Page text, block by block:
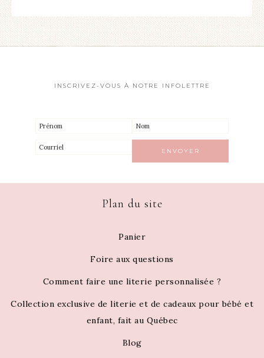
INSCRIVEZ-VOUS À NOTRE INFOLETTRE
Plan du site
Panier
Foire aux questions
Comment faire une literie personnalisée ?
Collection exclusive de literie et de cadeaux pour bébé et
enfant, fait au Québec
Blog